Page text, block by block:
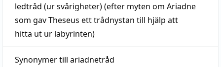
ledtråd (ur svårigheter) (efter myten om Ariadne
som gav Theseus ett trådnystan till hjälp att
hitta ut ur labyrinten)
Synonymer till ariadnetråd